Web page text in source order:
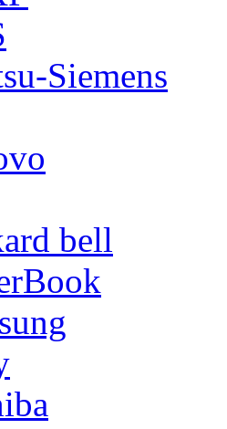
Siemens
bell